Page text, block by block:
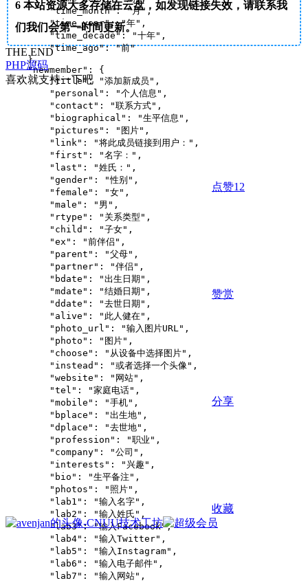
        "time_month": "月",
        "time_year": "年",
        "time_decade": "十年",
        "time_ago": "前"
    },
    "newmember": {
        "title": "添加新成员",
        "personal": "个人信息",
        "contact": "联系方式",
        "biographical": "生平信息",
        "pictures": "图片",
        "link": "将此成员链接到用户：",
        "first": "名字：",
        "last": "姓氏：",
        "gender": "性别",
        "female": "女",
        "male": "男",
        "rtype": "关系类型",
        "child": "子女",
        "ex": "前伴侣",
        "parent": "父母",
        "partner": "伴侣",
        "bdate": "出生日期",
        "mdate": "结婚日期",
        "ddate": "去世日期",
        "alive": "此人健在",
        "photo_url": "输入图片URL",
        "photo": "图片",
        "choose": "从设备中选择图片",
        "instead": "或者选择一个头像",
        "website": "网站",
        "tel": "家庭电话",
        "mobile": "手机",
        "bplace": "出生地",
        "dplace": "去世地",
        "profession": "职业",
        "company": "公司",
        "interests": "兴趣",
        "bio": "生平备注",
        "photos": "照片",
        "lab1": "输入名字",
        "lab2": "输入姓氏",
        "lab3": "输入Facebook",
        "lab4": "输入Twitter",
        "lab5": "输入Instagram",
        "lab6": "输入电子邮件",
        "lab7": "输入网站",
6本站资源大多存储在云盘，如发现链接失效，请联系我
们我们会第一时间更新。
THE END
PHP源码
喜欢就支持一下吧
点赞12
赞赏
分享
收藏